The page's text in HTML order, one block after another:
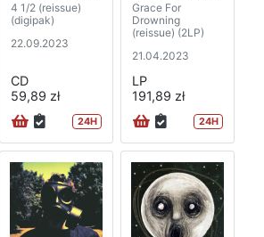
4 1/2 (reissue)
(digipak)
22.09.2023
CD
59,89 zł
24H
Grace For
Drowning
(reissue) (2LP)
21.04.2023
LP
191,89 zł
24H